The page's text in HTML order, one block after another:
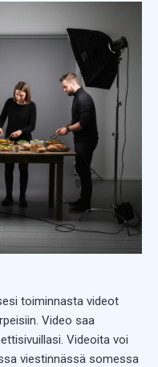
toiminnasta videot
Video saa
Videoita voi
viestinnässä somessa